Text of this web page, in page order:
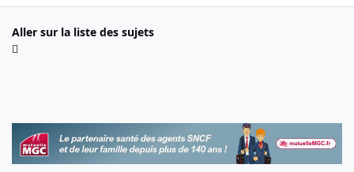
Aller sur la liste des sujets